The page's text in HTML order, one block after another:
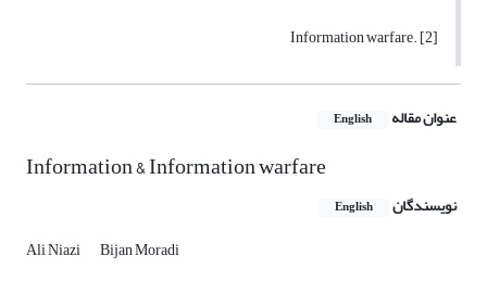
[2] .Information warfare
عنوان مقاله English
Information & Information warfare
نویسندگان English
Ali Niazi Bijan Moradi